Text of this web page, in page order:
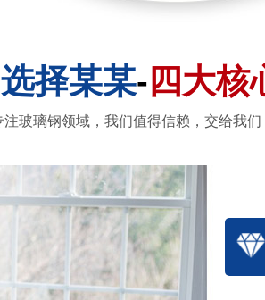
选择某某- 四大核
注玻璃钢领域，我们值得信赖，交给我